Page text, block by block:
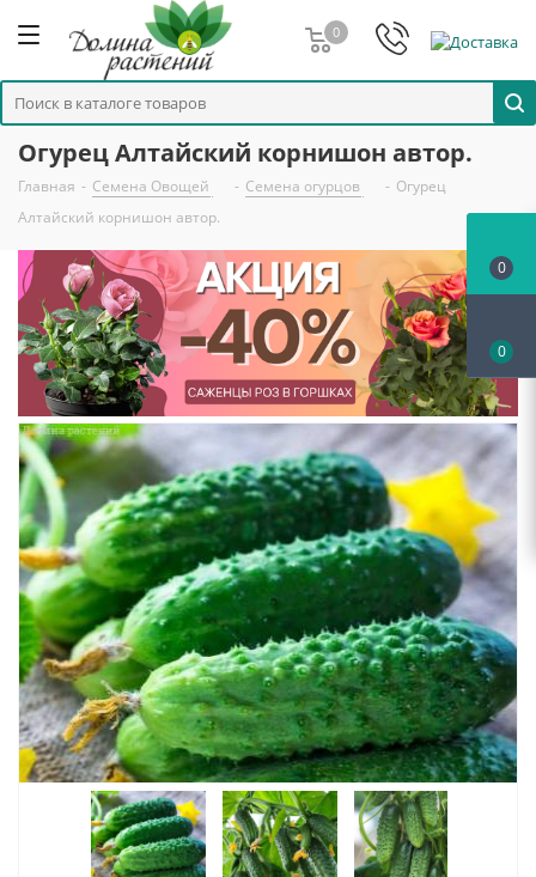
0
Огурец Алтайский корнишон автор.
Главная - Семена Овощей - Семена огурцов - Огурец
Алтайский корнишон автор.
0
0